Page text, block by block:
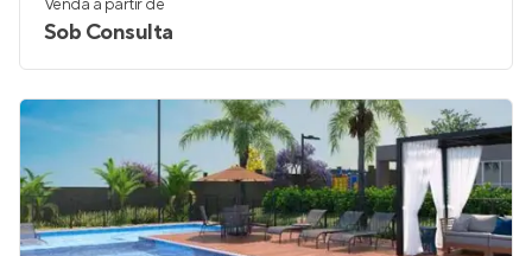
Venda a partir de
Sob Consulta